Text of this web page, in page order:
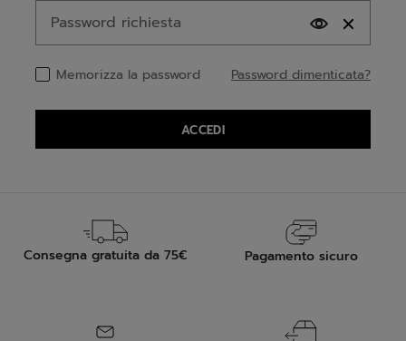
Memorizza la password Password dimenticata?
ACCEDI
Consegna gratuita da 75€ Pagamento sicuro